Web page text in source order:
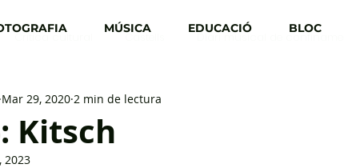
MÚSICA EDUCACIÓ BLOC
Crítica cultural Castells Diari musical de
Kitsch
Mar 29, 2020 2 min de lectura
2023